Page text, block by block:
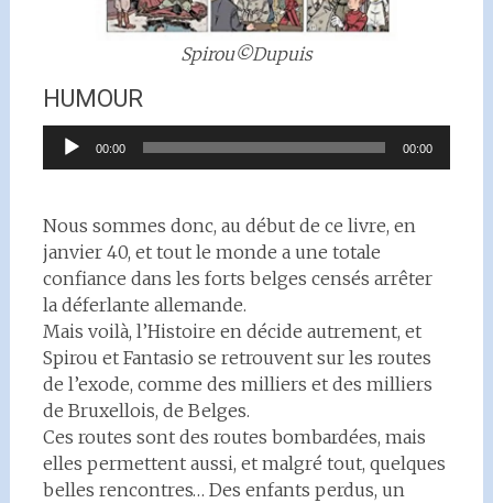
Spirou©Dupuis
HUMOUR
Lecteur
audio
00:00 00:00
Nous sommes donc, au début de ce livre, en
janvier 40, et tout le monde a une totale
confiance dans les forts belges censés arrêter
la déferlante allemande.
Mais voilà, l’Histoire en décide autrement, et
Spirou et Fantasio se retrouvent sur les routes
de l’exode, comme des milliers et des milliers
de Bruxellois, de Belges.
Ces routes sont des routes bombardées, mais
elles permettent aussi, et malgré tout, quelques
belles rencontres… Des enfants perdus, un